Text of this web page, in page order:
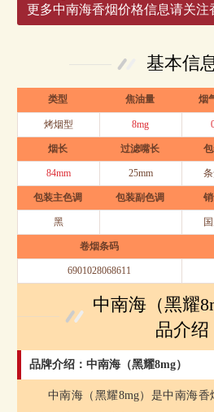
更多中南海香烟价格信息请关注
基本信
类型 焦油量 烟
烤烟型 8mg
烟长 过滤嘴长
84mm 25mm
包装主色调 包装副色调
黑
卷烟条码
6901028068611
中南海（黑耀
品介绍
品牌介绍：中南海（黑耀8mg）
中南海（黑耀8mg）是中南海香